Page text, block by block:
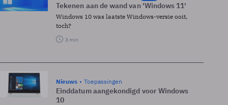
Tekenen aan de wand van 'Windows 11'
Windows 10 was laatste Windows-versie ooit,
toch?
3 min
Nieuws Toepassingen
Einddatum aangekondigd voor Windows
10